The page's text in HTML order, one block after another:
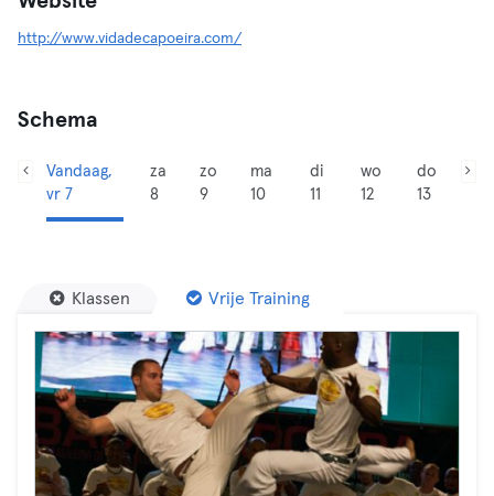
http://www.vidadecapoeira.com/
Schema
Vandaag,
vr 7
za
8
zo
9
ma
10
di
11
wo
12
do
13
Klassen Vrije Training